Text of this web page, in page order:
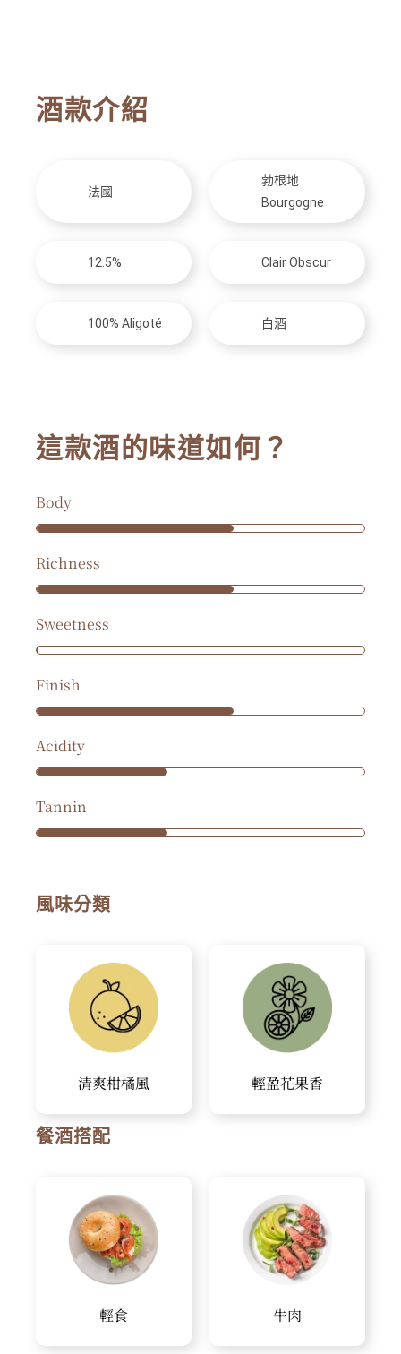
酒款介紹
法國
勃根地
Bourgogne
12.5% Clair Obscur
100% Aligoté 白酒
這款酒的味道如何？
Body
Richness
Sweetness
Finish
Acidity
Tannin
風味分類
清爽柑橘風 輕盈花果香
餐酒搭配
輕食 牛肉